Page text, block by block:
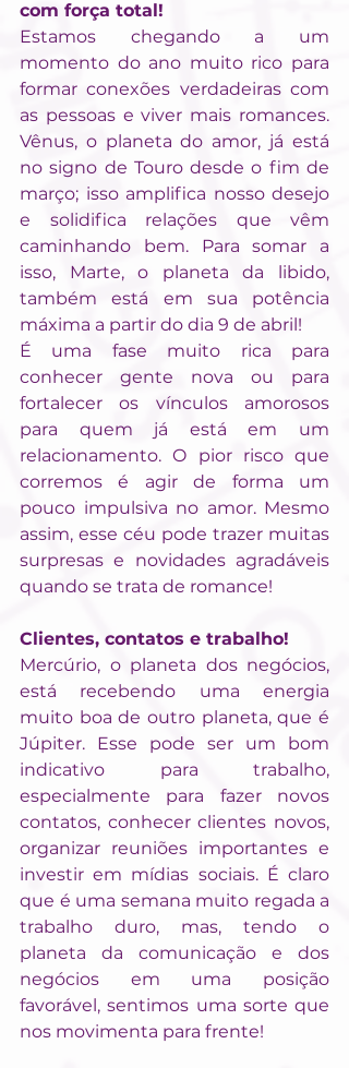
com força total!
Estamos chegando a um
momento do ano muito rico para
formar conexões verdadeiras com
as pessoas e viver mais romances.
Vênus, o planeta do amor, já está
no signo de Touro desde o fim de
março; isso amplifica nosso desejo
e solidifica relações que vêm
caminhando bem. Para somar a
isso, Marte, o planeta da libido,
também está em sua potência
máxima a partir do dia 9 de abril!
É uma fase muito rica para
conhecer gente nova ou para
fortalecer os vínculos amorosos
para quem já está em um
relacionamento. O pior risco que
corremos é agir de forma um
pouco impulsiva no amor. Mesmo
assim, esse céu pode trazer muitas
surpresas e novidades agradáveis
quando se trata de romance!
Clientes, contatos e trabalho!
Mercúrio, o planeta dos negócios,
está recebendo uma energia
muito boa de outro planeta, que é
Júpiter. Esse pode ser um bom
indicativo para trabalho,
especialmente para fazer novos
contatos, conhecer clientes novos,
organizar reuniões importantes e
investir em mídias sociais. É claro
que é uma semana muito regada a
trabalho duro, mas, tendo o
planeta da comunicação e dos
negócios em uma posição
favorável, sentimos uma sorte que
nos movimenta para frente!